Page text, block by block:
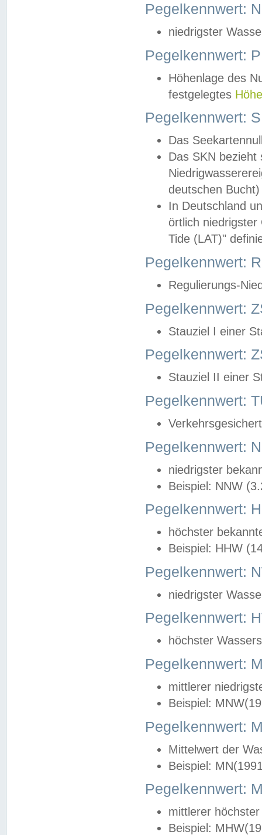
Pegelkennwert:
niedrigster
Pegelkennwert:
Höhenlage des
festgelegtes
Pegelkennwert:
Das
Das SKN
deutschen
In Deutschland
örtlich
Tide (LAT)"
Pegelkennwert:
Regulierungs-
Pegelkennwert:
Stauziel I einer
Pegelkennwert:
Stauziel II einer
Pegelkennwert:
Pegelkennwert:
niedrigster
Beispiel: NNW
Pegelkennwert:
höchster
Beispiel: HHW
Pegelkennwert:
niedrigster
Pegelkennwert:
höchster
Pegelkennwert:
mittlerer
Beispiel:
Pegelkennwert:
Mittelwert der
Beispiel:
Pegelkennwert:
mittlerer
Beispiel: